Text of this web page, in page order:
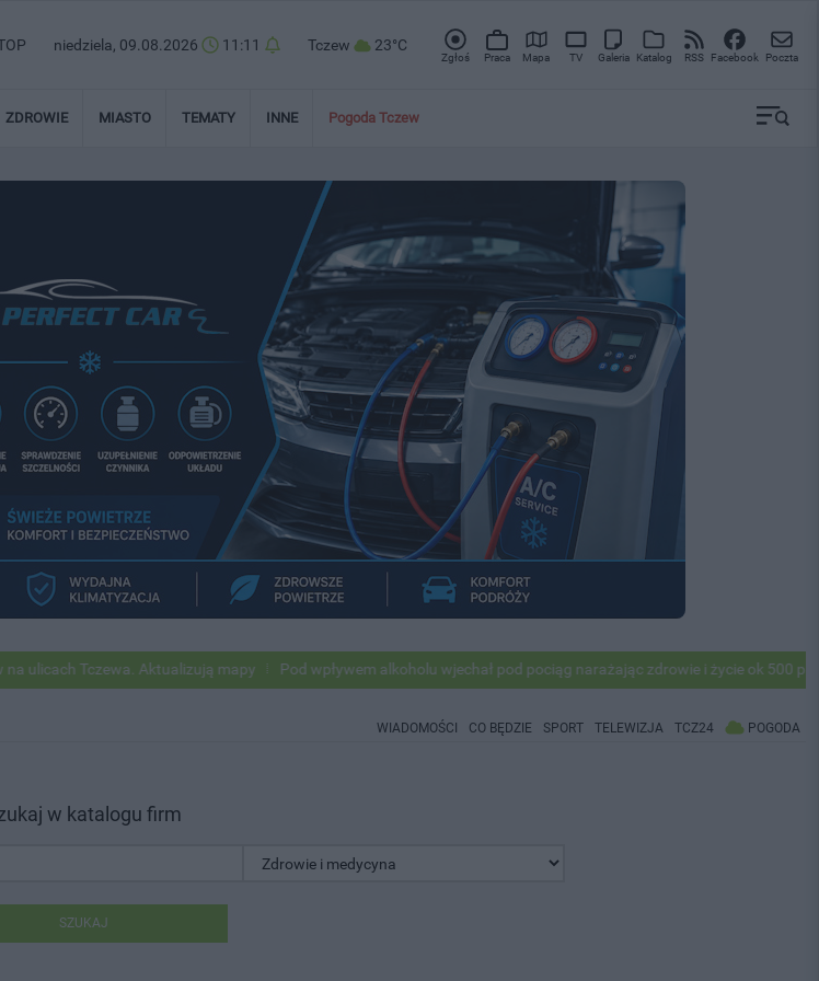
niedziela, 09.08.2026 11:11 Tczew 23°C
Zgłoś Praca Mapa TV Galeria Katalog RSS Facebook Poczta
ZDROWIE MIASTO TEMATY INNE Pogoda Tczew
Tczewa. Aktualizują mapy Pod wpływem alkoholu wjechał pod pociąg narażając zdrowie i życie ok 500
WIADOMOŚCI CO BĘDZIE SPORT TELEWIZJA TCZ24 POGODA
w katalogu firm
SZUKAJ